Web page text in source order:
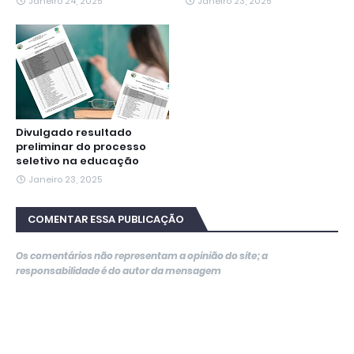
Divulgado resultado
preliminar do processo
seletivo na educação
Janeiro 23, 2025
COMENTAR ESSA PUBLICAÇÃO
Os comentários não representam a opinião do site; a
responsabilidade é do autor da mensagem